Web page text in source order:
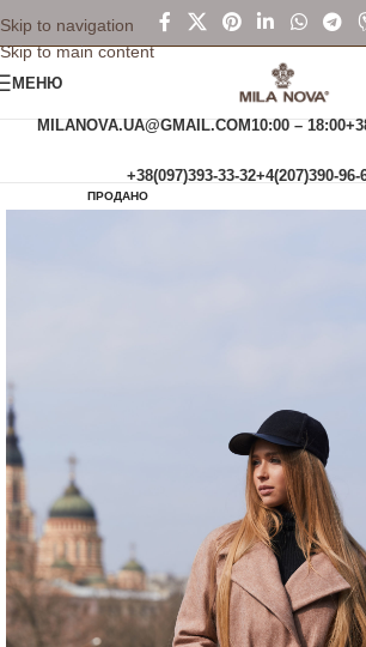
Skip to navigation
Skip to main content
МЕНЮ
MILANOVA.UA@GMAIL.COM10:00 – 18:00
+38(097)393-33-32+4(207)390-96-
ПРОДАНО